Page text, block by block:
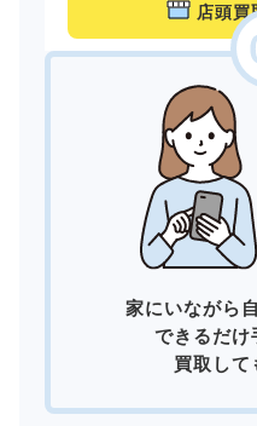
店頭買
家にいながら
できるだけ
買取して